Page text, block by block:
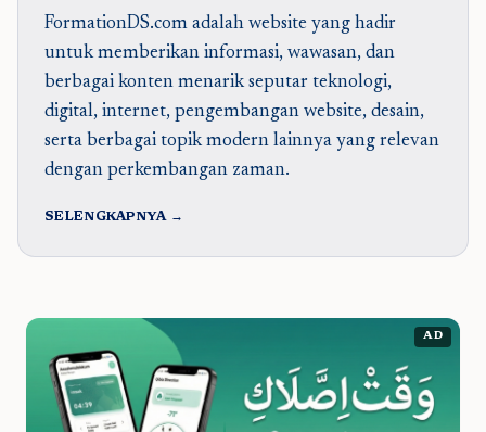
FormationDS.com adalah website yang hadir
untuk memberikan informasi, wawasan, dan
berbagai konten menarik seputar teknologi,
digital, internet, pengembangan website, desain,
serta berbagai topik modern lainnya yang relevan
dengan perkembangan zaman.
SELENGKAPNYA →
AD